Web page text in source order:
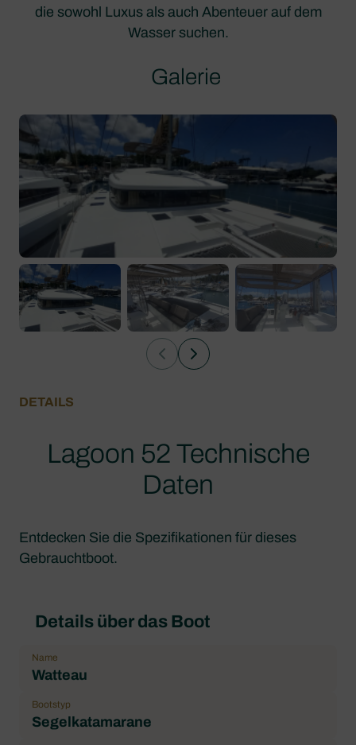
die sowohl Luxus als auch Abenteuer auf dem
Wasser suchen.
Galerie
DETAILS
Lagoon 52 Technische
Daten
Entdecken Sie die Spezifikationen für dieses
Gebrauchtboot.
Details über das Boot
Name
Watteau
Bootstyp
Segelkatamarane